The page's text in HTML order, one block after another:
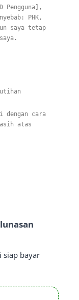
Pengguna
,
: PHK,
saya tetap
saya .
dengan
cara
atas
siap bayar